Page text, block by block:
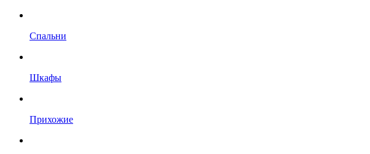
Спальни
Шкафы
Прихожие